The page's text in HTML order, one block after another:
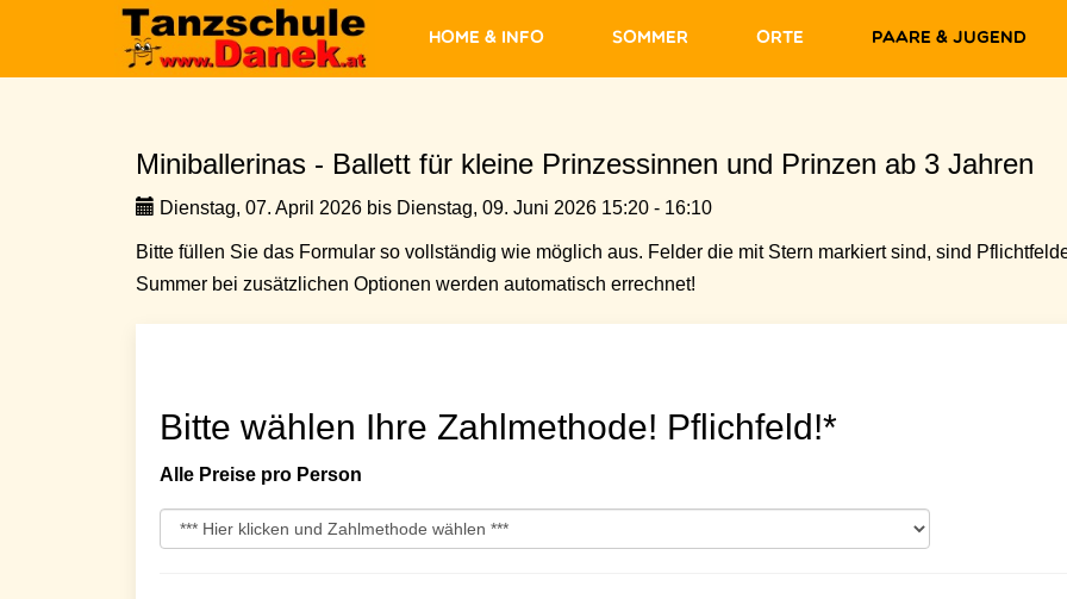
Home & Info Sommer Orte Paare & Jugend
Miniballerinas - Ballett für kleine Prinzessinnen und Prinzen ab 3 Jahren
Dienstag, 07. April 2026 bis Dienstag, 09. Juni 2026 15:20 - 16:10
Bitte füllen Sie das Formular so vollständig wie möglich aus. Felder die mit Stern markiert sind, sind
Summer bei zusätzlichen Optionen werden automatisch errechnet!
Bitte wählen Ihre Zahlmethode! Pflichfeld!*
Alle Preise pro Person